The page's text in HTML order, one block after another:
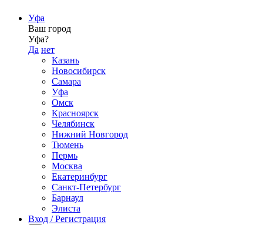
Уфа
Ваш город
Уфа?
Да нет
Казань
Новосибирск
Самара
Уфа
Омск
Красноярск
Челябинск
Нижний Новгород
Тюмень
Пермь
Москва
Екатеринбург
Санкт-Петербург
Барнаул
Элиста
Вход / Регистрация